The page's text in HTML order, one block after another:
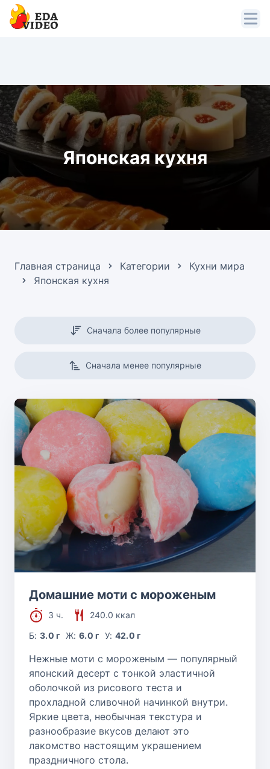
Японская кухня
Главная страница Категории
Кухни мира
Японская кухня
Сначала более популярные
Сначала менее популярные
Домашние моти с мороженым
3 ч.
240.0 ккал
Б:3.0 г Ж: 6.0 г У: 42.0 г
Нежные моти с мороженым — популярный
японский десерт с тонкой эластичной
оболочкой из рисового теста и
прохладной сливочной начинкой внутри.
Яркие цвета, необычная текстура и
разнообразие вкусов делают это
лакомство настоящим украшением
праздничного стола.